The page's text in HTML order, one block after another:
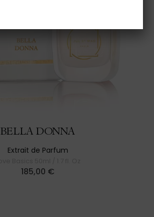
BELLA DONNA
Extrait de Parfum
185,00 €